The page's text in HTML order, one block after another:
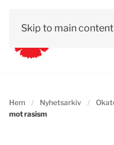
Skip to main content
Hem Nyhetsarkiv
mot rasism